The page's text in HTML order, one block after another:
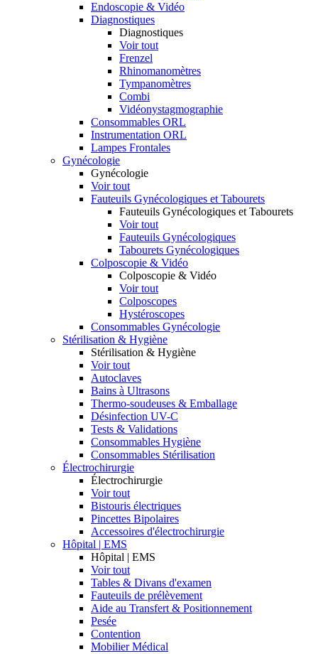
Endoscopie & Vidéo
Diagnostiques
Diagnostiques
Voir tout
Frenzel
Rhinomanomètres
Tympanomètres
Combi
Vidéonystagmographie
Consommables ORL
Instrumentation ORL
Lampes Frontales
Gynécologie
Gynécologie
Voir tout
Fauteuils Gynécologiques et Tabourets
Fauteuils Gynécologiques et Tabourets
Voir tout
Fauteuils Gynécologiques
Tabourets Gynécologiques
Colposcopie & Vidéo
Colposcopie & Vidéo
Voir tout
Colposcopes
Hystéroscopes
Consommables Gynécologie
Stérilisation & Hygiène
Stérilisation & Hygiène
Voir tout
Autoclaves
Bains à Ultrasons
Thermo-soudeuses & Emballage
Désinfection UV-C
Tests & Validations
Consommables Hygiène
Consommables Stérilisation
Électrochirurgie
Électrochirurgie
Voir tout
Bistouris électriques
Pincettes Bipolaires
Accessoires d'électrochirurgie
Hôpital | EMS
Hôpital | EMS
Voir tout
Tables & Divans d'examen
Fauteuils de prélèvement
Aide au Transfert & Positionnement
Pesée
Contention
Mobilier Médical